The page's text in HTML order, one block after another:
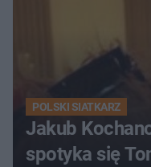
POLSKI SIATKARZ
Jakub
spotyka się